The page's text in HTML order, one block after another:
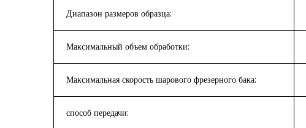
Диапазон размеров образца:
Максимальный объем обработки:
Максимальная скорость шарового фрезерного бака:
способ передачи: